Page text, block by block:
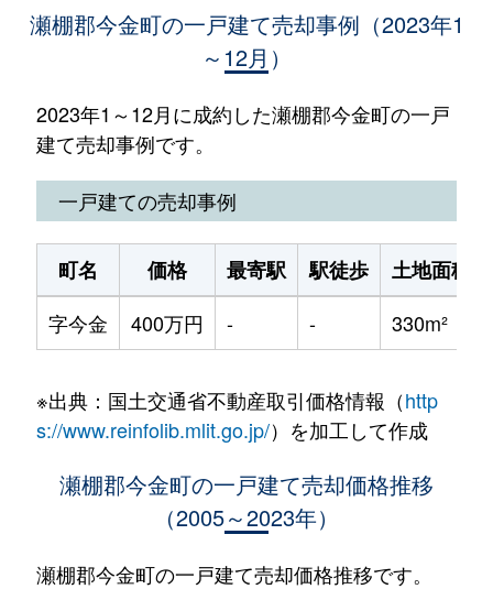
瀬棚郡今金町の一戸建て売却事例（2023年1
～12月）
2023年1～12月に成約した瀬棚郡今金町の一戸
建て売却事例です。
一戸建ての売却事例
町名 価格 最寄駅 駅徒歩
土地面積
字今金
400万円 - - 330m²
※出典：国土交通省不動産取引価格情報（http
s://www.reinfolib.mlit.go.jp/）を加工して作成
瀬棚郡今金町の一戸建て売却価格推移
（2005～2023年）
瀬棚郡今金町の一戸建て売却価格推移です。